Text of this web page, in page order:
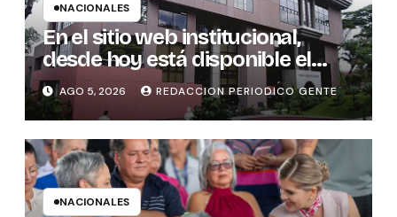
NACIONALES
En el sitio web institucional,
desde hoy está disponible el
sistema “Matrimonio en Línea”
para los notarios del país
AGO 5, 2026 REDACCION PERIODICO GENTE
NACIONALES